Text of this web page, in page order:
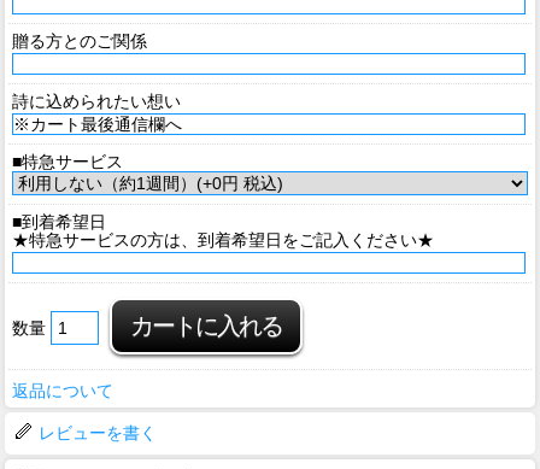
贈る方とのご関係
詩に込められたい想い
■特急サービス
■到着希望日
★特急サービスの方は、到着希望日をご記入ください★
数量
返品について
レビューを書く